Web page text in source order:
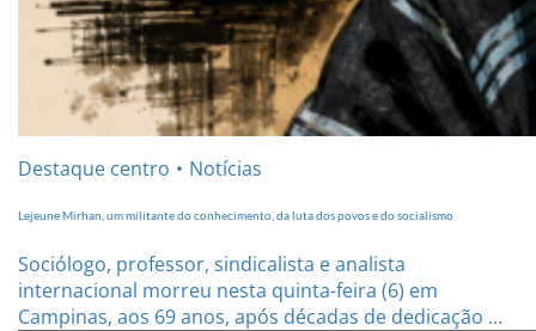
Destaque centro Notícias
Lejeune Mirhan, um militante do conhecimento, da luta dos povos e do socialismo
Sociólogo, professor, sindicalista e analista
internacional morreu nesta quinta-feira (6) em
Campinas, aos 69 anos, após décadas de dedicação ...